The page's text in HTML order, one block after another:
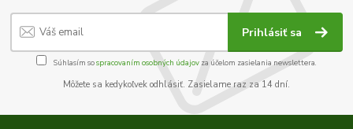
Prihlásiť sa
Súhlasím sospracovaním osobných údajov za účelom zasielania newslettera.
Môžete sa kedykoľvek odhlásiť. Zasielame raz za 14 dní.